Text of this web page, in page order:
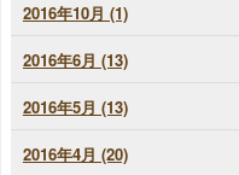
2016年10月 (1)
2016年6月 (13)
2016年5月 (13)
2016年4月 (20)